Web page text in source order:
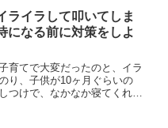
で遊んでいても...
ライラして叩いてしま
になる前に対策をしよ
育てで大変だったのと、イラ
り、子供が10ヶ月ぐらいの
つけで、なかなか寝てくれな